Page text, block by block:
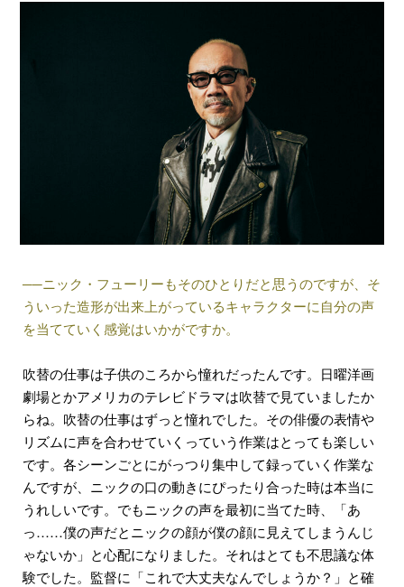
──ニック・フューリーもそのひとりだと思うのですが、そ
ういった造形が出来上がっているキャラクターに自分の声
を当てていく感覚はいかがですか。
吹替の仕事は子供のころから憧れだったんです。日曜洋画
劇場とかアメリカのテレビドラマは吹替で見ていましたか
らね。吹替の仕事はずっと憧れでした。その俳優の表情や
リズムに声を合わせていくっていう作業はとっても楽しい
です。各シーンごとにがっつり集中して録っていく作業な
んですが、ニックの口の動きにぴったり合った時は本当に
うれしいです。でもニックの声を最初に当てた時、「あ
っ……僕の声だとニックの顔が僕の顔に見えてしまうんじ
ゃないか」と心配になりました。それはとても不思議な体
験でした。監督に「これで大丈夫なんでしょうか？」と確